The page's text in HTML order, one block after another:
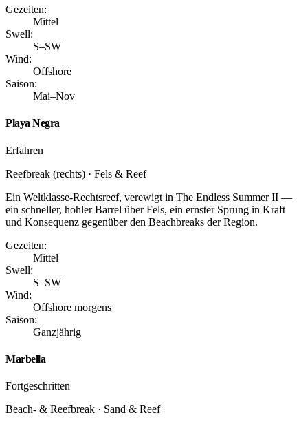
Gezeiten:
Mittel
Swell:
S–SW
Wind:
Offshore
Saison:
Mai–Nov
Playa Negra
Erfahren
Reefbreak (rechts) · Fels & Reef
Ein Weltklasse-Rechtsreef, verewigt in The Endless Summer II —
ein schneller, hohler Barrel über Fels, ein ernster Sprung in Kraft
und Konsequenz gegenüber den Beachbreaks der Region.
Gezeiten:
Mittel
Swell:
S–SW
Wind:
Offshore morgens
Saison:
Ganzjährig
Marbella
Fortgeschritten
Beach- & Reefbreak · Sand & Reef